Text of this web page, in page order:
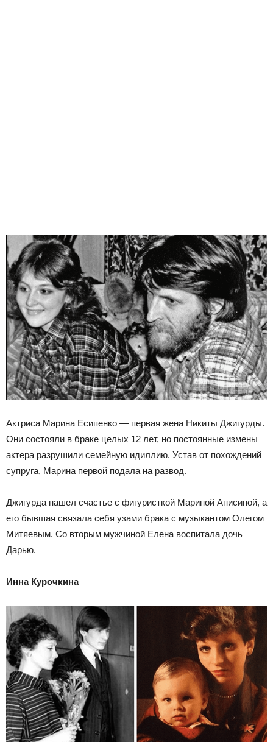
Актриса Марина Есипенко — первая жена Никиты Джигурды.
Они состояли в браке целых 12 лет, но постоянные измены
актера разрушили семейную идиллию. Устав от похождений
супруга, Марина первой подала на развод.
Джигурда нашел счастье с фигуристкой Мариной Анисиной, а
его бывшая связала себя узами брака с музыкантом Олегом
Митяевым. Со вторым мужчиной Елена воспитала дочь
Дарью.
Инна Курочкина